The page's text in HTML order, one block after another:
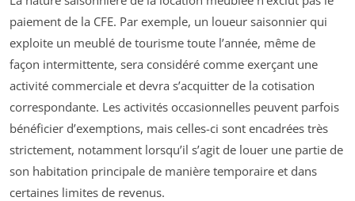
paiement de la CFE. Par exemple, un loueur saisonnier qui
exploite un meublé de tourisme toute l’année, même de
façon intermittente, sera considéré comme exerçant une
activité commerciale et devra s’acquitter de la cotisation
correspondante. Les activités occasionnelles peuvent parfois
bénéficier d’exemptions, mais celles-ci sont encadrées très
strictement, notamment lorsqu’il s’agit de louer une partie de
son habitation principale de manière temporaire et dans
certaines limites de revenus.